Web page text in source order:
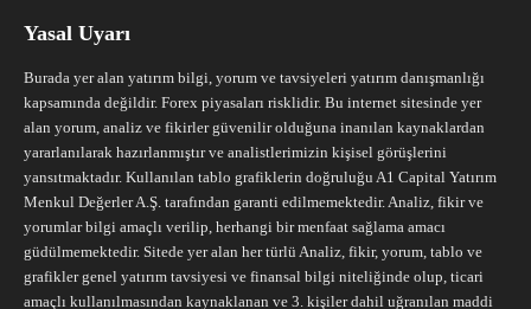
Yasal Uyarı
Burada yer alan yatırım bilgi, yorum ve tavsiyeleri yatırım danışmanlığı
kapsamında değildir. Forex piyasaları risklidir. Bu internet sitesinde yer
alan yorum, analiz ve fikirler güvenilir olduğuna inanılan kaynaklardan
yararlanılarak hazırlanmıştır ve analistlerimizin kişisel görüşlerini
yansıtmaktadır. Kullanılan tablo grafiklerin doğruluğu A1 Capital Yatırım
Menkul Değerler A.Ş. tarafından garanti edilmemektedir. Analiz, fikir ve
yorumlar bilgi amaçlı verilip, herhangi bir menfaat sağlama amacı
güdülmemektedir. Sitede yer alan her türlü Analiz, fikir, yorum, tablo ve
grafikler genel yatırım tavsiyesi ve finansal bilgi niteliğinde olup, ticari
amaçlı kullanılmasından kaynaklanan ve 3. kişiler dahil uğranılan maddi